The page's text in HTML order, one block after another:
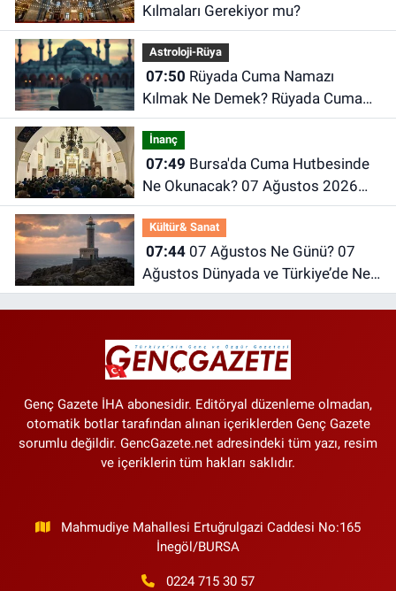
Kılmaları Gerekiyor mu?
Astroloji-Rüya
07:50
Kılmak Ne Demek? Rüyada Cuma
Günü Ne Anlama Gelir?
İnanç
07:49
Ne Okunacak? 07 Ağustos 2026
Cuma Hutbesi
Kültür& Sanat
07:4407 Ağustos Ne Günü? 07
Ağustos Dünyada ve Türkiye’de Ne
Günü? 07 Ağustos Ne Burcu?
Genç Gazete İHA abonesidir. Editöryal düzenleme olmadan,
otomatik botlar tarafından alınan içeriklerden Genç Gazete
sorumlu değildir. GencGazete.net adresindeki tüm yazı, resim
ve içeriklerin tüm hakları saklıdır.
Mahmudiye Mahallesi Ertuğrulgazi Caddesi No:165
İnegöl/BURSA
0224 715 30 57